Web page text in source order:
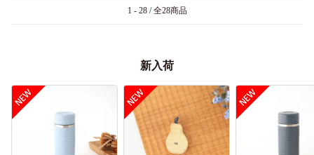
1 - 28 / 全28商品
新入荷